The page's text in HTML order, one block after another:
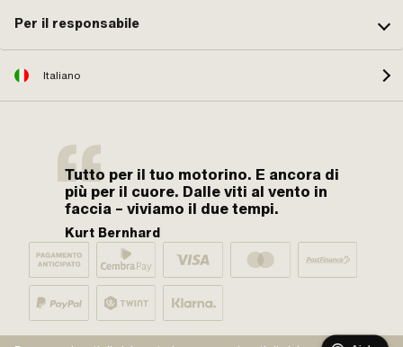
Per il responsabile
Italiano
Tutto per il tuo motorino. E ancora di
più per il cuore. Dalle viti al vento in
faccia – viviamo il due tempi.
Kurt Bernhard